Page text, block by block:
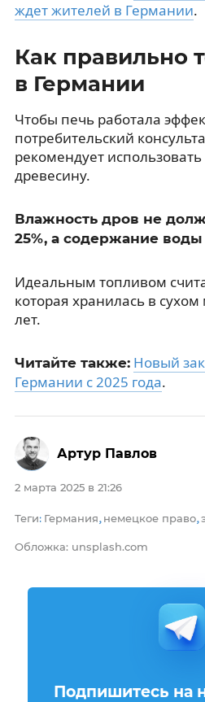
ждет жителей в Германии.
Как правильно
в Германии
Чтобы печь работала
потребительский
рекомендует
древесину.
Влажность дров не
25%, а содержание
Идеальным топливом
которая хранилась в
лет.
Читайте также: Новый
Германии с 2025 года.
2 марта 2025 в 21:26
Теги: Германия, немецкое право,
Обложка: unsplash.com
Артур Павлов
Подпишитесь на